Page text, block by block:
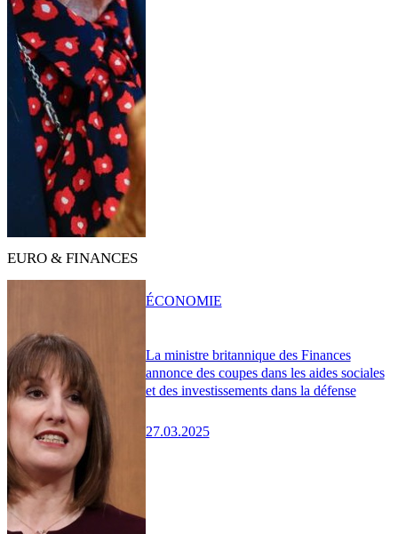
EURO & FINANCES
La ministre britannique des Finances
annonce des coupes dans les aides sociales
et des investissements dans la défense
27.03.2025
ÉCONOMIE